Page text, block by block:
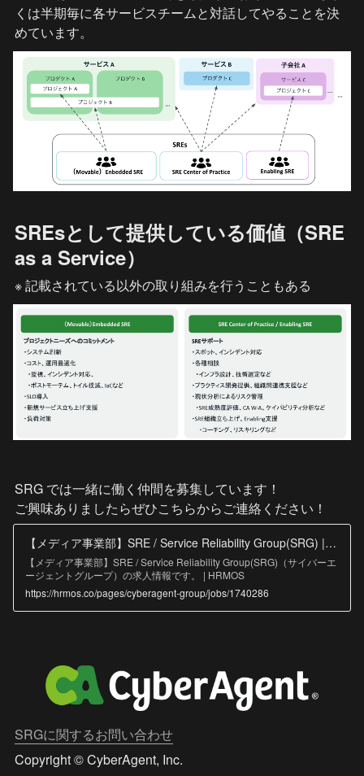
くは半期毎に各サービスチームと対話してやることを決
めています。
SREsとして提供している価値（SRE
as a Service）
※ 記載されている以外の取り組みを行うこともある
SRG では一緒に働く仲間を募集しています！
ご興味ありましたらぜひこちらからご連絡ください！
【メディア事業部】SRE / Service Reliability Group(SRG) | サイバーエージェントグループ
【メディア事業部】SRE / Service Reliability Group(SRG)（サイバーエ
ージェントグループ）の求人情報です。 | HRMOS
https://hrmos.co/pages/cyberagent-group/jobs/1740286
SRGに関するお問い合わせ
Copyright © CyberAgent, Inc.